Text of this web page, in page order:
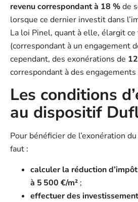
revenu correspondant à 18 %de
lorsque ce dernier investit dans
La loi Pinel, quant à elle, élargit ce
(correspondant à un engagement
cependant, des exonérations de
correspondant à des engagements
Les conditions
au dispositif
Pour bénéficier de l’exonération
faut :
calculer la réduction
à 5 500 €/m² ;
effectuer des